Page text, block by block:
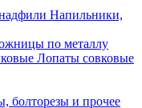
Напильники,
по металлу
Лопаты совковые